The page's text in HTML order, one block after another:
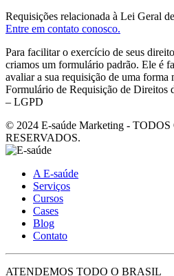
Requisições relacionada à Lei Geral
Entre em contato conosco.
Para facilitar o exercício de seus
criamos um formulário padrão. Ele é
avaliar a sua requisição de uma forma
Formulário de Requisição de Direitos
– LGPD
© 2024 E-saúde Marketing -
RESERVADOS.
A E-saúde
Serviços
Cursos
Cases
Blog
Contato
ATENDEMOS TODO O BRASIL